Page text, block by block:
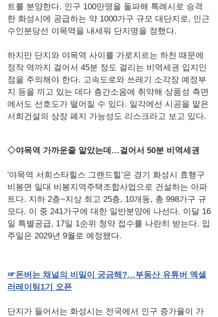
트를 분양한다. 인구 100만명을 돌파해 특례시로 승격
한 화성시에 공급하는 약 1000가구 규모 대단지로, 인근
수인분당선 야목역을 내세워 단지명을 정했다.
하지만 단지와 야목역 사이를 가로지르는 하천 때문에
정작 역까지 걸어서 45분 정도 걸리는 비역세권 입지인
점을 주의해야 한다. 고속도로와 쓰레기 소각장 예정부
지 등을 끼고 있는 데다 층간소음에 취약해 상품성 측면
에서도 선호도가 떨어질 수 있다. 일각에선 시공을 맡은
서희건설의 상장 폐지 가능성도 리스크라고 보고 있다.
◇야목역 가까운줄 알았는데…걸어서 50분 비역세권
'야목역 서희스타힐스 그랜드힐’은 경기 화성시 효행구
비봉면 일대 비봉지역주택조합사업으로 건설하는 아파
트다. 지하 2층~지상 최고 25층, 10개동, 총 998가구 규
모다. 이 중 241가구에 대한 일반분양에 나선다. 이달 16
일 특별공급, 17일 1순위 청약 접수를 나란히 받는다. 입
주일은 2029년 9월로 예정됐다.
☞돈버는 채널의 비밀이 궁금해 ?…부동산 유튜버 엑셀
러레이팅1기 오픈
단지가 들어서는 화성시는 전국에서 인구 증가율이 가